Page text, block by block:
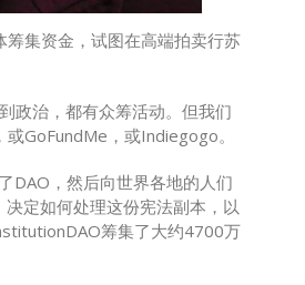
集资金，试图在高端拍卖行苏
政治，都有众筹活动。但我们
GoFundMe，或Indiegogo。
DAO，然后向世界各地的人们
定如何处理这份宪法副本，以
筹集了大约4700万